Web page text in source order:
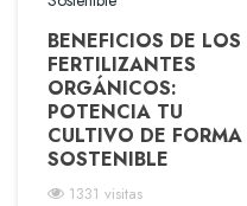
BENEFICIOS DE LOS
FERTILIZANTES
ORGÁNICOS:
POTENCIA TU
CULTIVO DE FORMA
SOSTENIBLE
1331 visitas